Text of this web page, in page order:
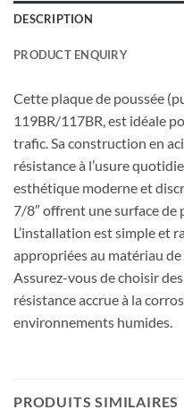
DESCRIPTION
PRODUCT ENQUIRY
Cette plaque de poussée
119BR/117BR, est idéale
trafic. Sa construction en
résistance à l’usure
esthétique moderne et
7/8″ offrent une surface de
L’installation est simple et
appropriées au matériau
Assurez-vous de choisir
résistance accrue à la
environnements humides.
PRODUITS SIMILAIRES